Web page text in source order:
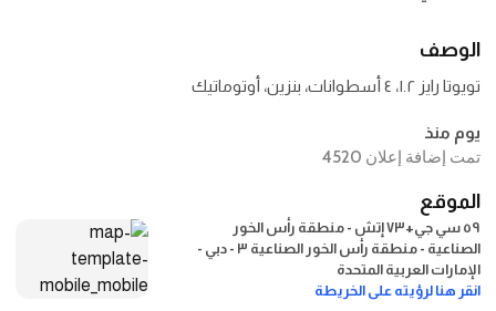
الوصف
تويوتا رايز ١.٢، ٤ أسطوانات، بنزين، أوتوماتيك
يوم منذ
تمت إضافة إعلان 4520
الموقع
٥٩ سي جي+٧٣ إتش - منطقة رأس الخور
الصناعية - منطقة رأس الخور الصناعية ٣ - دبي -
الإمارات العربية المتحدة
انقر هنا لرؤيته على الخريطة